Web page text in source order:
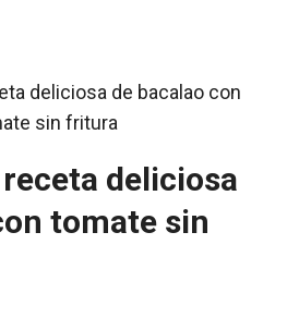
deliciosa
tomate sin